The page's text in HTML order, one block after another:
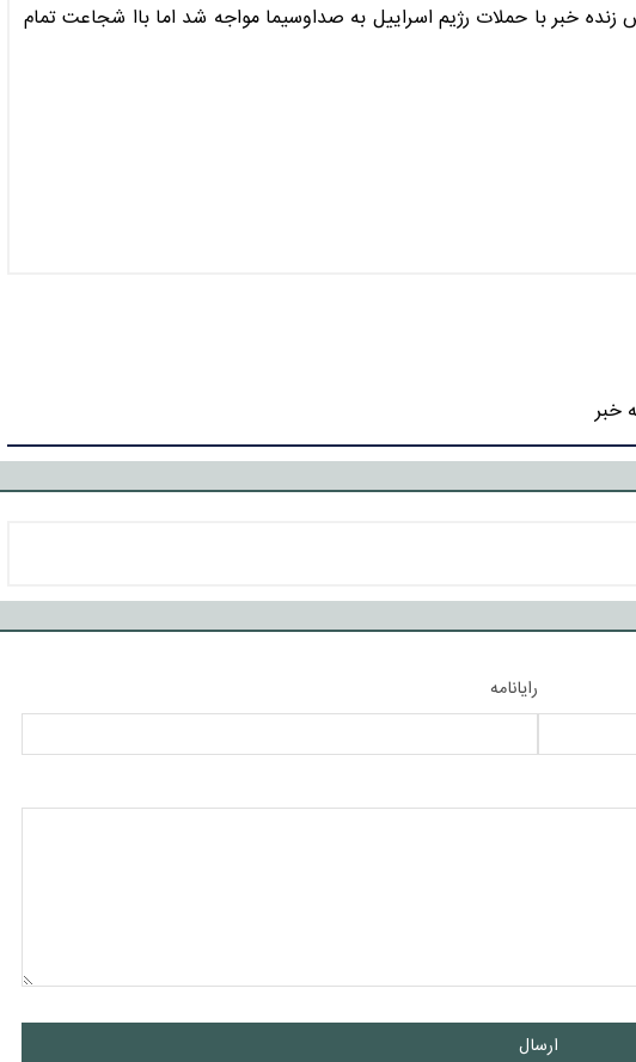
خبر با حملات رژیم اسراییل به صداوسیما مواجه شد اما باا شجاعت تمام
خبر
رایانامه
ارسال